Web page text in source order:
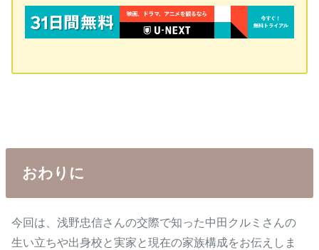
おわりに
今回は、浅野忠信さんの交際で知った中田クルミさんの
生い立ちや出身校と実家と現在の家族構成をお伝えしま